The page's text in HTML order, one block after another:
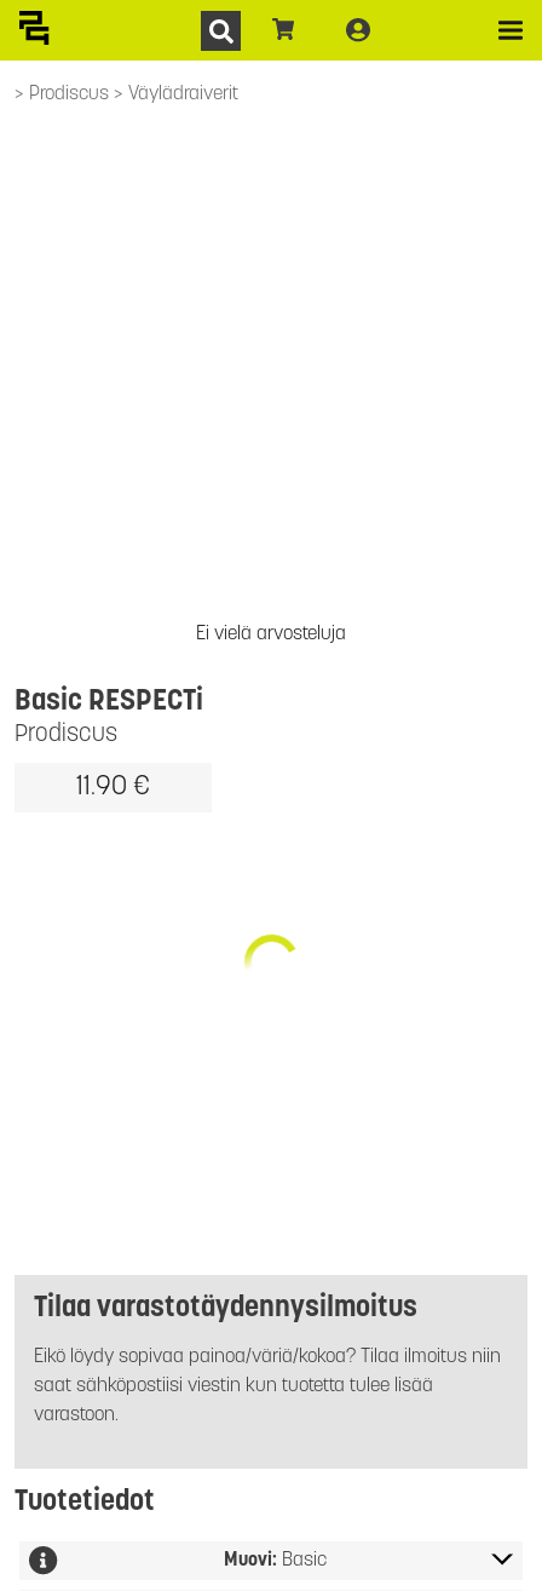
Prodiscus Väylädraiverit
Ei vielä arvosteluja
Prodiscus
Basic RESPECTi
11.90 €
Tilaa varastotäydennysilmoitus
Eikö löydy sopivaa painoa/väriä/kokoa? Tilaa ilmoitus niin
saat sähköpostiisi viestin kun tuotetta tulee lisää
varastoon.
Tuotetiedot
Muovi: Basic